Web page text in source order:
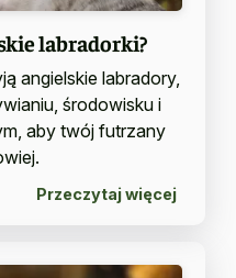
labradorki?
angielskie labradory,
środowisku i
aby twój futrzany
Przeczytaj więcej